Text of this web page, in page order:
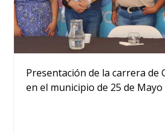
Presentación de la carrera de
en el municipio de 25 de Mayo